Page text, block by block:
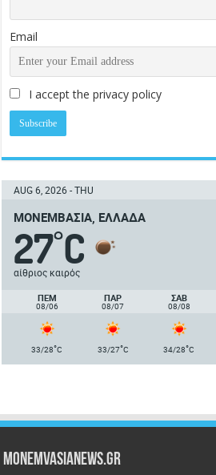
Email
I accept the privacy policy
AUG 6, 2026 - THU
ΜΟΝΕΜΒΑΣΙΆ, ΕΛΛΆΔΑ
27°C
αίθριος καιρός
ΠΈΜ
08/06
ΠΑΡ
08/07
ΣΑΒ
08/08
33/28°C 33/27°C 34/28°C
Monemvasianews.gr